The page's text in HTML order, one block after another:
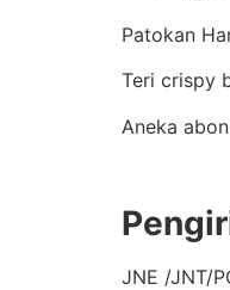
Patokan
Teri crispy
Aneka
JNE /JNT/